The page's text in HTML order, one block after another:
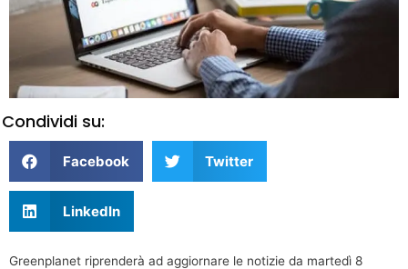
Condividi su:
Facebook Twitter
LinkedIn
Greenplanet riprenderà ad aggiornare le notizie da martedì 8